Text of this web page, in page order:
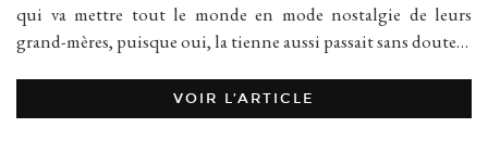
qui va mettre tout le monde en mode nostalgie de leurs
grand-mères, puisque oui, la tienne aussi passait sans doute…
VOIR L’ARTICLE